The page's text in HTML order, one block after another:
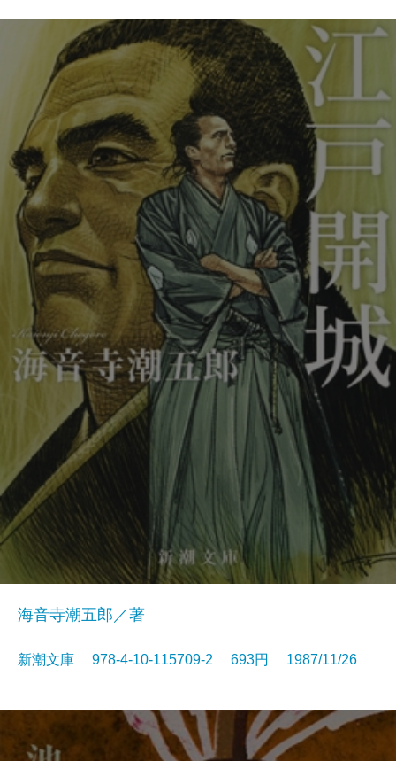
海音寺潮五郎／著
新潮文庫 978-4-10-115709-2 693円 1987/11/26